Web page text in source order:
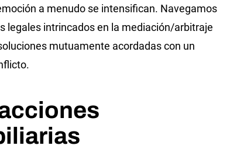
a menudo se intensifican. Navegamos
legales intrincados en la mediación/arbitraje
mutuamente acordadas con un